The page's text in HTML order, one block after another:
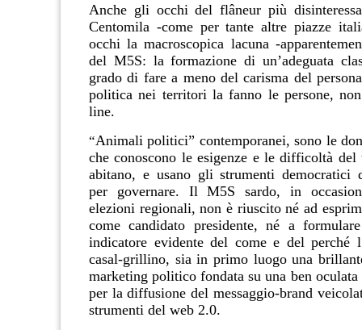
Anche gli occhi del flâneur più
Centomila -come per tante altre piazze
occhi la macroscopica lacuna -
del M5S: la formazione di un’adeguata
grado di fare a meno del carisma del
politica nei territori la fanno le persone,
line.
“Animali politici” contemporanei, sono le
che conoscono le esigenze e le difficoltà
abitano, e usano gli strumenti democratici
per governare. Il M5S sardo, in
elezioni regionali, non è riuscito né ad
come candidato presidente, né a
indicatore evidente del come e del perché
casal-grillino, sia in primo luogo una
marketing politico fondata su una ben oculata
per la diffusione del messaggio-brand
strumenti del web 2.0.